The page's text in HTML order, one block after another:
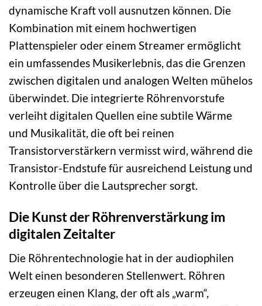
dynamische Kraft voll ausnutzen können. Die
Kombination mit einem hochwertigen
Plattenspieler oder einem Streamer ermöglicht
ein umfassendes Musikerlebnis, das die Grenzen
zwischen digitalen und analogen Welten mühelos
überwindet. Die integrierte Röhrenvorstufe
verleiht digitalen Quellen eine subtile Wärme
und Musikalität, die oft bei reinen
Transistorverstärkern vermisst wird, während die
Transistor-Endstufe für ausreichend Leistung und
Kontrolle über die Lautsprecher sorgt.
Die Kunst der Röhrenverstärkung im
digitalen Zeitalter
Die Röhrentechnologie hat in der audiophilen
Welt einen besonderen Stellenwert. Röhren
erzeugen einen Klang, der oft als „warm“,